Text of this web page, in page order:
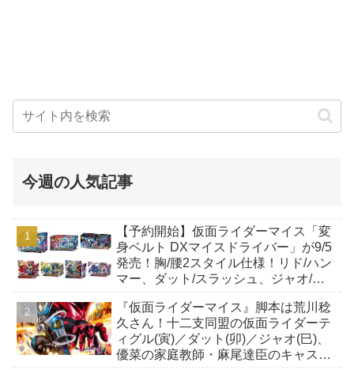
今週の人気記事
【予約開始】仮面ライダーマイス「変
身ベルト DXマイスドライバー」が9/5
発売！胸/腰2スタイル仕様！リド/ハン
マー、ダット/スラッシュ、ジャオ/バ
も！
『仮面ライダーマイス』脚本は荒川稔
久さん！十二支同盟の仮面ライダーテ
ィグル(寅)／ダット(卯)／ジャオ(巳)、
優菜の家庭教師・麻尾達臣のキャスト